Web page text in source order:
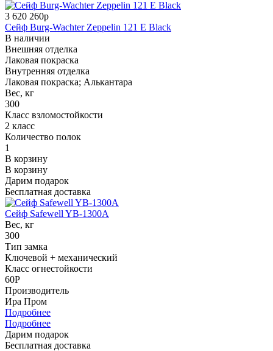
3 620 260р
Сейф Burg-Wachter Zeppelin 121 E Black
В наличии
Внешняя отделка
Лаковая покраска
Внутренняя отделка
Лаковая покраска; Алькантара
Вес, кг
300
Класс взломостойкости
2 класс
Количество полок
1
В корзину
В корзину
Дарим подарок
Бесплатная доставка
Сейф Safewell YB-1300A
Вес, кг
300
Тип замка
Ключевой + механический
Класс огнестойкости
60P
Производитель
Ира Пром
Подробнее
Подробнее
Дарим подарок
Бесплатная доставка